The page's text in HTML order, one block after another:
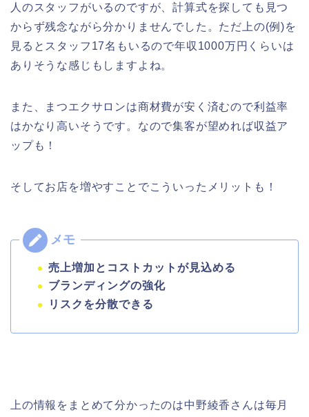
人のスタッフがいるのですが、計算式を探しても見つ
からず残念ながら分かりませんでした。ただ上の(例)を
見るとスタッフ17名もいるので年収1000万円くらいは
ありそうな感じもしますよね。
また、まつエクサロンは商材費が安く済むので利益率
はかなり高いそうです。なので集客が望めれば収益ア
ップも！
そしてお店を増やすことでこういったメリットも！
売上増加とコストカットが見込める
ブランディングの強化
リスクを分散できる
上の情報をまとめて分かったのは中野綾香さんは毎月